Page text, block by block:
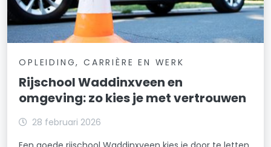
OPLEIDING, CARRIÈRE EN WERK
Rijschool Waddinxveen en
omgeving: zo kies je met vertrouwen
28 februari 2026